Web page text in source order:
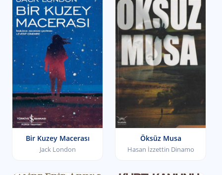
Bir Kuzey Macerası
Jack London
Öksüz Musa
Hasan İzzettin Dinamo